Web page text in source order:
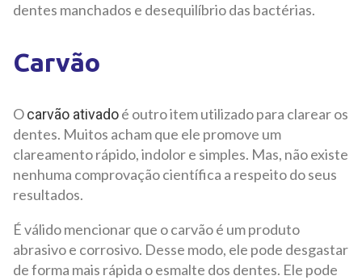
dentes manchados e desequilíbrio das bactérias.
Carvão
Ocarvão ativadoé outro item utilizado para clarear os
dentes. Muitos acham que ele promove um
clareamento rápido, indolor e simples. Mas, não existe
nenhuma comprovação científica a respeito do seus
resultados.
É válido mencionar que o carvão é um produto
abrasivo e corrosivo. Desse modo, ele pode desgastar
de forma mais rápida o esmalte dos dentes. Ele pode